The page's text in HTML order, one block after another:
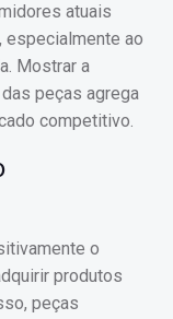
atuais
especialmente ao
Mostrar a
peças agrega
competitivo.
o
produtos
peças